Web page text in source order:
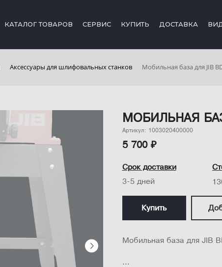
КАТАЛОГ ТОВАРОВ СЕРВИС КУПИТЬ ДОСТАВКА
Аксессуары для шлифовальных станков Мобильная база для JIB
МОБИЛЬНАЯ
Артикул: 1003020400000
5 700 ₽
Срок доставки
3-5 дней
Купить
Мобильная база для JIB
...